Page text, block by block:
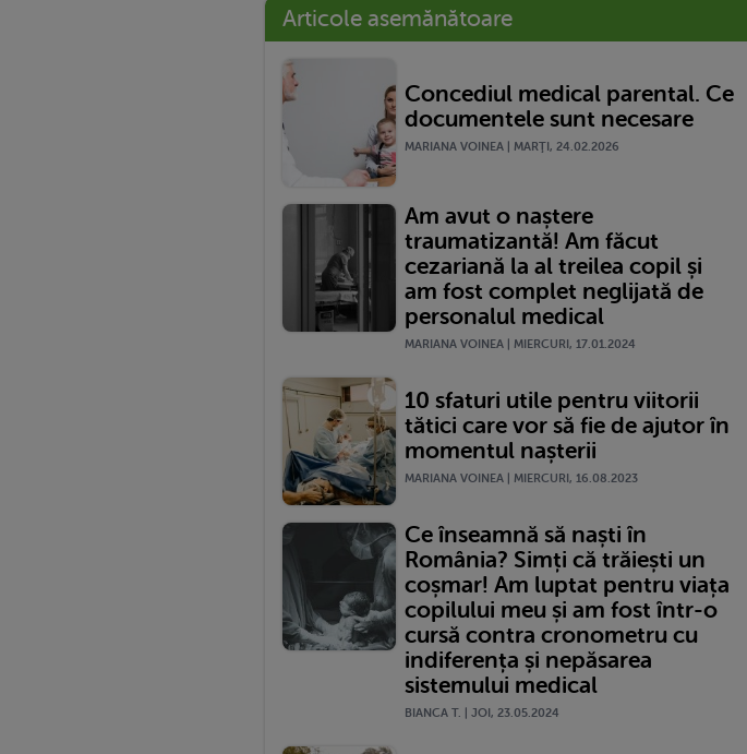
Articole asemănătoare
Concediul medical parental. Ce
documentele sunt necesare
MARIANA VOINEA | MARŢI, 24.02.2026
Am avut o naștere
traumatizantă! Am făcut
cezariană la al treilea copil și
am fost complet neglijată de
personalul medical
MARIANA VOINEA | MIERCURI, 17.01.2024
10 sfaturi utile pentru viitorii
tătici care vor să fie de ajutor în
momentul nașterii
MARIANA VOINEA | MIERCURI, 16.08.2023
Ce înseamnă să naști în
România? Simți că trăiești un
coșmar! Am luptat pentru viața
copilului meu și am fost într-o
cursă contra cronometru cu
indiferența și nepăsarea
sistemului medical
BIANCA T. | JOI, 23.05.2024